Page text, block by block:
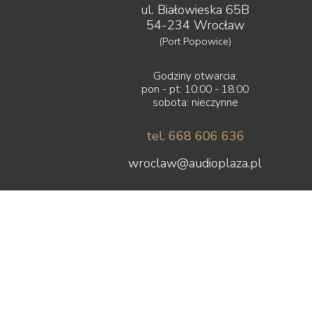
ul. Białowieska 65B
54-234 Wrocław
(Port Popowice)
Godziny otwarcia:
pon - pt: 10:00 - 18:00
sobota: nieczynne
tel. 668 606 636
wroclaw@audioplaza.pl